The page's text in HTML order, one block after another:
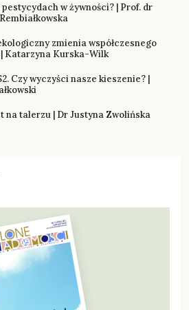
pestycydach w żywności? | Prof. dr
zmienia współczesnego
| Katarzyna Kurska-Wilk
Czy wyczyści nasze kieszenie? |
na talerzu | Dr Justyna Zwolińska